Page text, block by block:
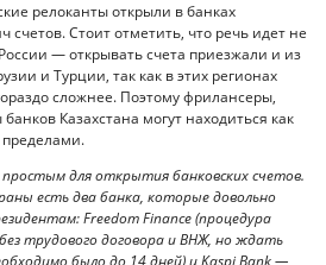
релоканты открыли в банках
счетов. Стоит отметить, что речь идет не
— открывать счета приезжали и из
и Турции, так как в этих регионах
сложнее. Поэтому фрилансеры,
Казахстана могут находиться как
пределами.
для открытия банковских счетов.
есть два банка, которые довольно
Freedom Finance (процедура
трудового договора и ВНЖ, но ждать
было до 14 дней) и Kaspi Bank —